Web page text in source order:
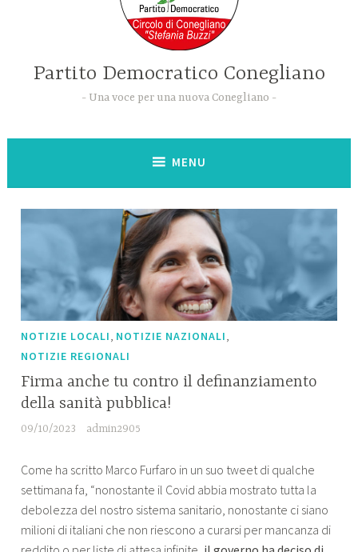
Partito Democratico Conegliano
Una voce per una nuova Conegliano
MENU
NOTIZIE LOCALI, NOTIZIE NAZIONALI,
NOTIZIE REGIONALI
Firma anche tu contro il definanziamento
della sanità pubblica!
09/10/2023 admin2905
Come ha scritto Marco Furfaro in un suo tweet di qualche
settimana fa, “nonostante il Covid abbia mostrato tutta la
debolezza del nostro sistema sanitario, nonostante ci siano
milioni di italiani che non riescono a curarsi per mancanza di